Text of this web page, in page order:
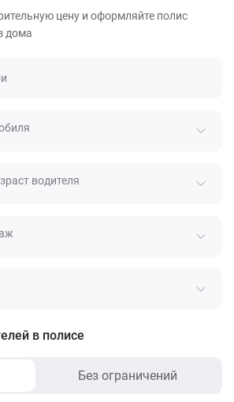
цену и оформляйте полис
дома
водителя
в полисе
Без ограничений